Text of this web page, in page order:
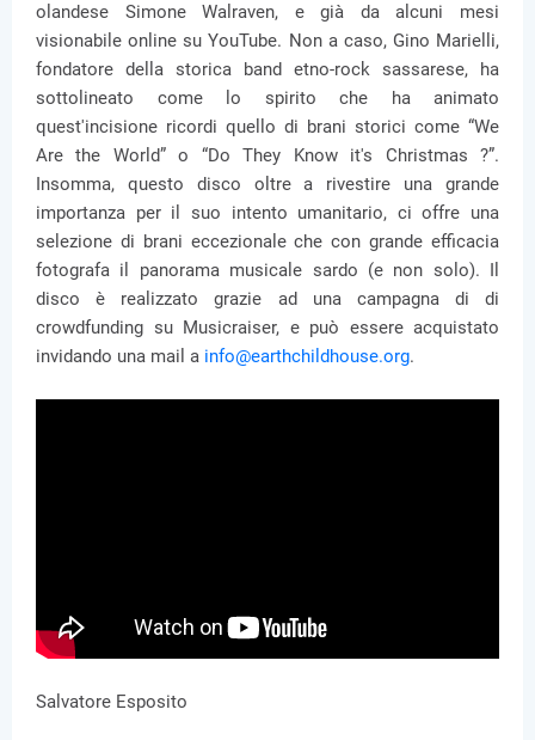
olandese Simone Walraven, e già da alcuni mesi
visionabile online su YouTube. Non a caso, Gino Marielli,
fondatore della storica band etno-rock sassarese, ha
sottolineato come lo spirito che ha animato
quest'incisione ricordi quello di brani storici come “We
Are the World” o “Do They Know it's Christmas ?”.
Insomma, questo disco oltre a rivestire una grande
importanza per il suo intento umanitario, ci offre una
selezione di brani eccezionale che con grande efficacia
fotografa il panorama musicale sardo (e non solo). Il
disco è realizzato grazie ad una campagna di di
crowdfunding su Musicraiser, e può essere acquistato
invidando una mail a info@earthchildhouse.org.
Salvatore Esposito